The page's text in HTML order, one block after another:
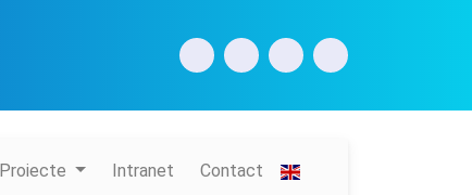
Proiecte Intranet Contact